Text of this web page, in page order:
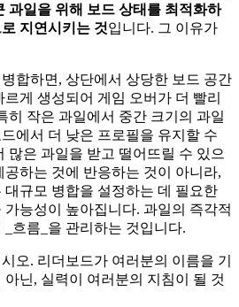
과일을 위해 보드 상태를 최적화하
지연시키는 것입니다. 그 이유가
합하면, 상단에서 상당한 보드 공간
게 생성되어 게임 오버가 더 빨리
히 작은 과일에서 중간 크기의 과일
에서 더 낮은 프로필을 유지할 수
많은 과일을 받고 떨어뜨릴 수 있으
공하는 것에 반응하는 것이 아니라,
규모 병합을 설정하는 데 필요한
능성이 높아집니다. 과일의 즉각적
흐름_을 관리하는 것입니다.
오. 리더보드가 여러분의 이름을 기
닌, 실력이 여러분의 지침이 될 것